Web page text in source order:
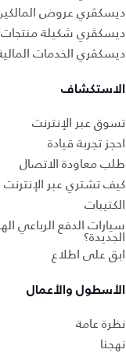
ديسكڤري عروض
ديسكڤري شكيلة منتجات
ديسكڤري الخدمات
الاستكشاف
تسوق عبر الإنترنت
احجز تجربة قيادة
طلب معاودة الاتصال
كيف تشتري عبر الإنترنت
الكتيبات
سيارات الدفع الرباعي
الجديدة؟
ابق على اطلاع
الأسطول والأعمال
نظرة عامة
نهجنا